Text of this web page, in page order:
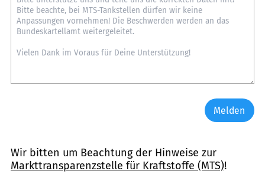
Melden
Wir bitten um Beachtung der Hinweise zur
Markttransparenzstelle für Kraftstoffe (MTS)!